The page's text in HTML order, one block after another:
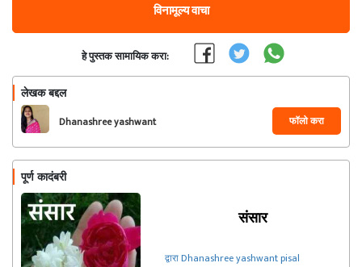
विनामूल्य वाचा
हे पुस्तक सामायिक करा:
लेखक बद्दल
Dhanashree yashwant
pisal
फॉलो करा
पूर्ण कादंबरी
संसार
द्वारा Dhanashree yashwant pisal